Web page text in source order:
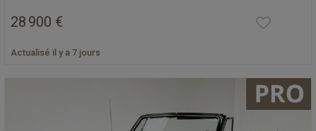
28 900 €
Actualisé il y a 7 jours